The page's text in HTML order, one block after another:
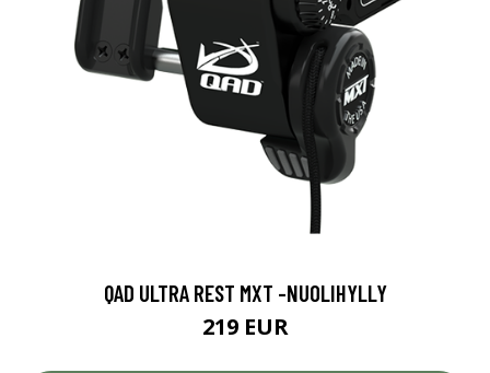
QAD ULTRA REST MXT -NUOLIHYLLY
219 EUR